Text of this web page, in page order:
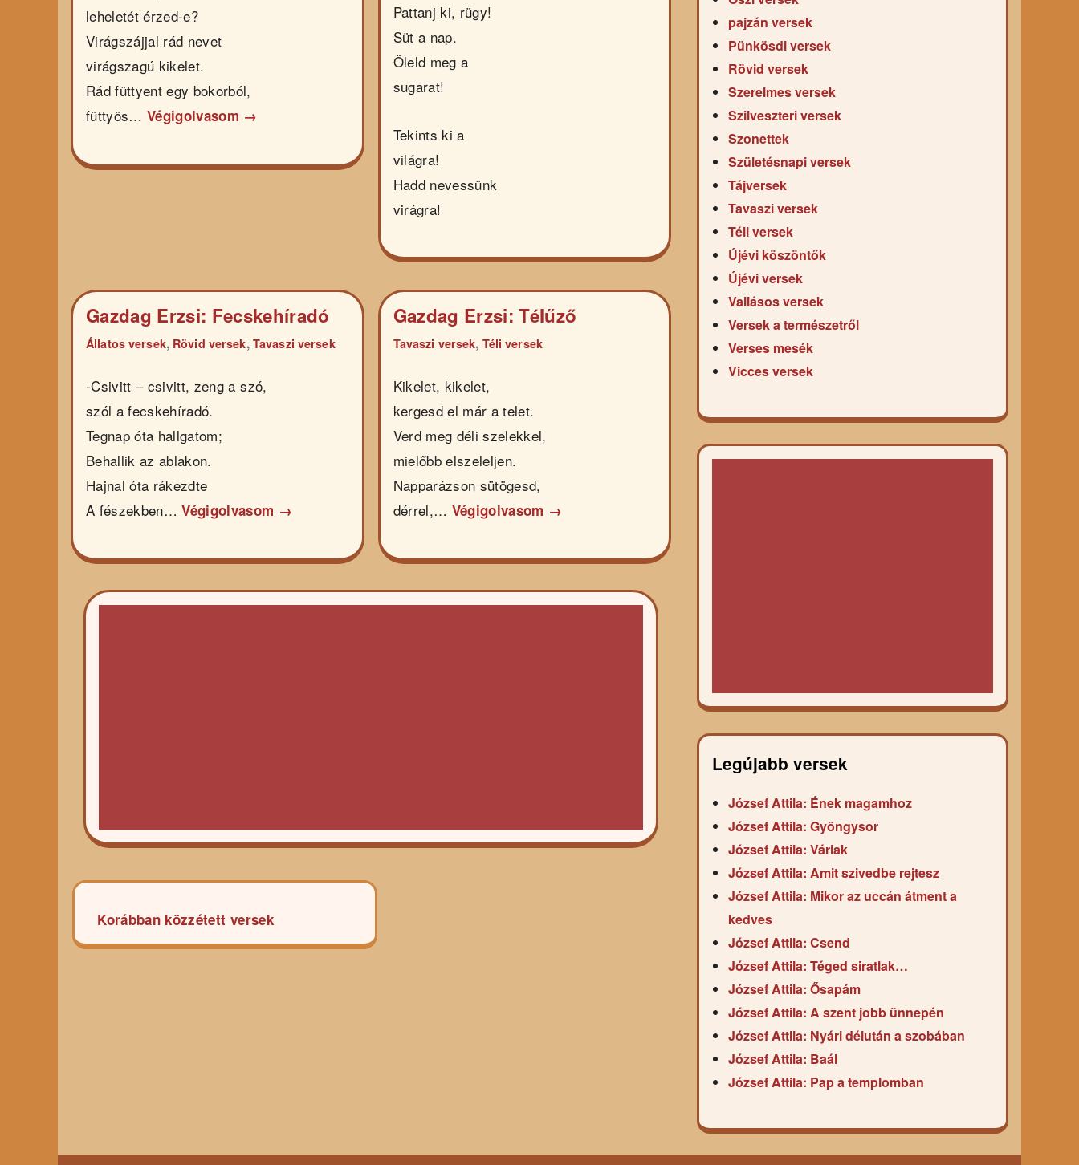
leheletét érzed-e?
Virágszájjal rád nevet
virágszagú kikelet.
Rád füttyent egy bokorból,
füttyös…Végigolvasom →
Pattanj ki, rügy!
Süt a nap.
Öleld meg a
sugarat!
Tekints ki a
világra!
Hadd nevessünk
virágra!
Gazdag Erzsi: Fecskehíradó
Állatos versek, Rövid versek, Tavaszi versek
-Csivitt – csivitt, zeng a szó,
szól a fecskehíradó.
Tegnap óta hallgatom;
Behallik az ablakon.
Hajnal óta rákezdte
A fészekben…Végigolvasom →
Gazdag Erzsi: Télűző
Tavaszi versek, Téli versek
Kikelet, kikelet,
kergesd el már a telet.
Verd meg déli szelekkel,
mielőbb elszeleljen.
Napparázson sütögesd,
dérrel,… Végigolvasom →
Bejegyzés
navigáció
Korábban közzétett versek
pajzán versek
Pünkösdi versek
Rövid versek
Szerelmes versek
Szilveszteri versek
Szonettek
Születésnapi versek
Tájversek
Tavaszi versek
Téli versek
Újévi köszöntők
Újévi versek
Vallásos versek
Versek a természetről
Verses mesék
Vicces versek
Legújabb versek
József Attila: Ének magamhoz
József Attila: Gyöngysor
József Attila: Várlak
József Attila: Amit szivedbe rejtesz
József Attila: Mikor az uccán átment a
kedves
József Attila: Csend
József Attila: Téged siratlak…
József Attila: Ősapám
József Attila: A szent jobb ünnepén
József Attila: Nyári délután a szobában
József Attila: Baál
József Attila: Pap a templomban